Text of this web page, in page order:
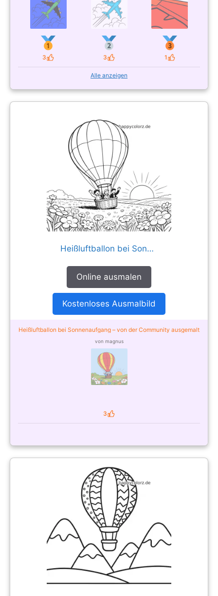
3
Likes 3
Likes 1Likes
Alle anzeigen
Heißluftballon bei Sonnenaufgang
Online ausmalen
Kostenloses Ausmalbild
Heißluftballon bei Sonnenaufgang – von der Community ausgemalt
von magnus
3
Likes